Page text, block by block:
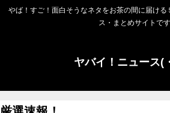
やば！すご！面白そうなネタをお茶の間に届け
ス・まとめサイトです
ヤバイ！ニュース(